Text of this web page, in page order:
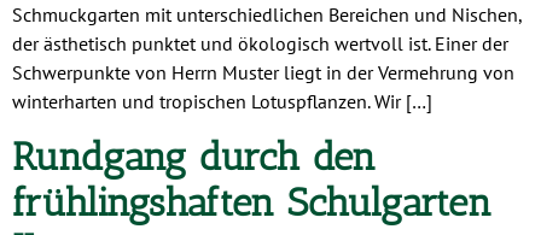
Schmuckgarten mit unterschiedlichen Bereichen und Nischen,
der ästhetisch punktet und ökologisch wertvoll ist. Einer der
Schwerpunkte von Herrn Muster liegt in der Vermehrung von
winterharten und tropischen Lotuspflanzen. Wir […]
Rundgang durch den
frühlingshaften Schulgarten